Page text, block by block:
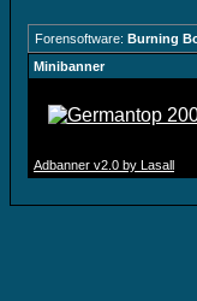
Forensoftware: Burning
Minibanner
Adbanner v2.0 by Lasall